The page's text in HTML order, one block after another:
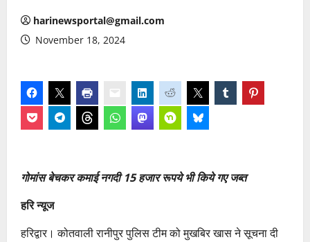
harinewsportal@gmail.com
November 18, 2024
गोमांस बेचकर कमाई नगदी 15 हजार रूपये भी किये गए जब्त
हरि न्यूज
हरिद्वार। कोतवाली रानीपुर पुलिस टीम को मुखबिर खास ने सूचना दी